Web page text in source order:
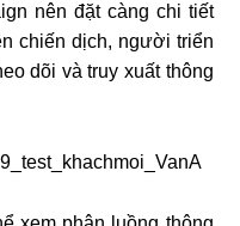
nên đặt càng chi tiết
chiến dịch, người triển
dõi và truy xuất thông